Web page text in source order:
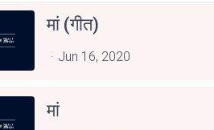
मां (गीत)
Jun 16, 2020
मां